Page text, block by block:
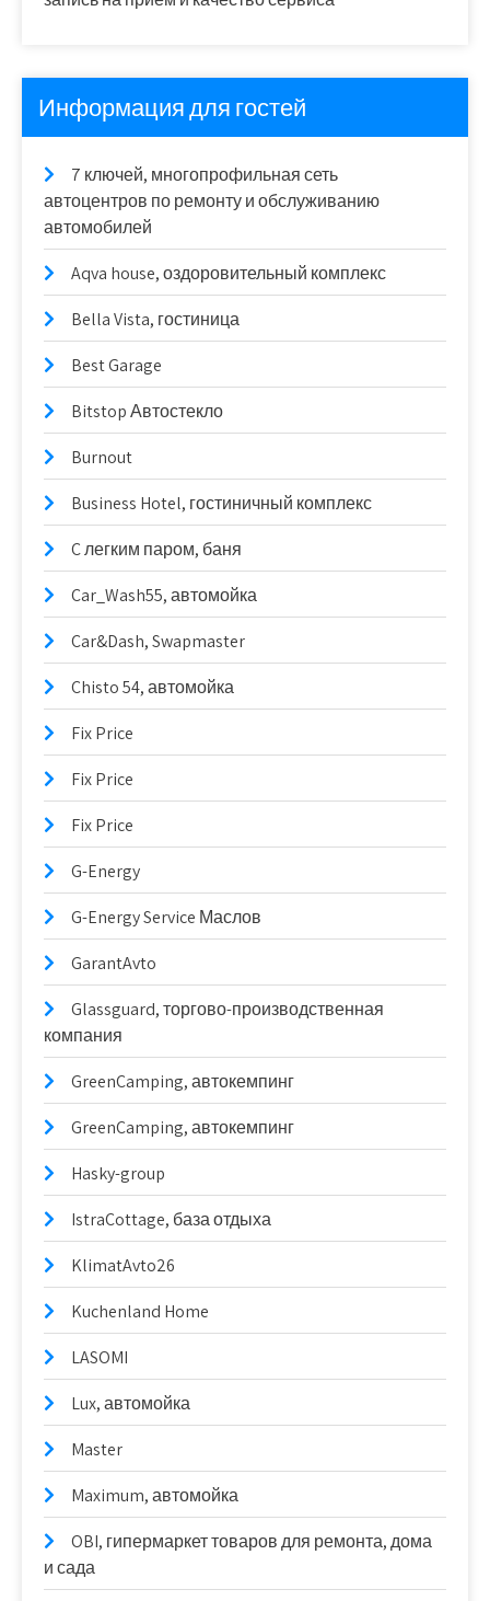
Информация для гостей
7 ключей, многопрофильная сеть
автоцентров по ремонту и обслуживанию
автомобилей
Aqva house, оздоровительный комплекс
Bella Vista, гостиница
Best Garage
Bitstop Автостекло
Burnout
Business Hotel, гостиничный комплекс
C легким паром, баня
Car_Wash55, автомойка
Car&Dash, Swapmaster
Chisto 54, автомойка
Fix Price
Fix Price
Fix Price
G-Energy
G-Energy Service Маслов
GarantAvto
Glassguard, торгово-производственная
компания
GreenCamping, автокемпинг
GreenCamping, автокемпинг
Hasky-group
IstraCottage, база отдыха
KlimatAvto26
Kuchenland Home
LASOMI
Lux, автомойка
Master
Maximum, автомойка
OBI, гипермаркет товаров для ремонта, дома
и сада